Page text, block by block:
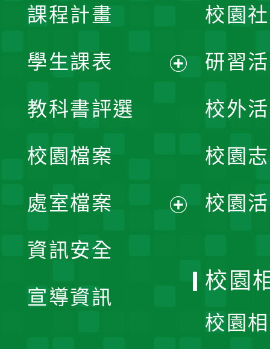
課程計畫
學生課表
單
教科書評選
校園檔案
處室檔案
資訊安全
宣導資訊
校園
研習
校外
校園
校園
校園
校園